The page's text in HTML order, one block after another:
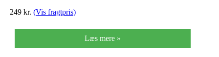
249 kr. (Vis fragtpris)
Læs mere »